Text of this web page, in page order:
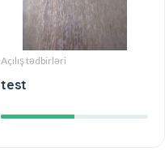
Açılış tədbirləri
test